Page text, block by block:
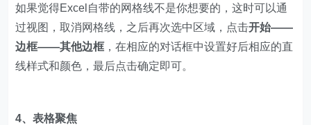
如果觉得Excel自带的网格线不是你想要的，这时可以通
过视图，取消网格线，之后再次选中区域，点击开始——
边框——其他边框，在相应的对话框中设置好后相应的直
线样式和颜色，最后点击确定即可。
4、表格聚焦